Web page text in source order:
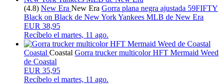
(4.8) New Era New Era Gorra plana negra ajustada 59FIFTY
Black on Black de New York Yankees MLB de New Era
EUR 38,95
Recíbelo el martes, 11 ago.
Coastal Coastal Gorra trucker multicolor HFT Mermaid Weed
de Coastal
EUR 35,95
Recíbelo el martes, 11 ago.